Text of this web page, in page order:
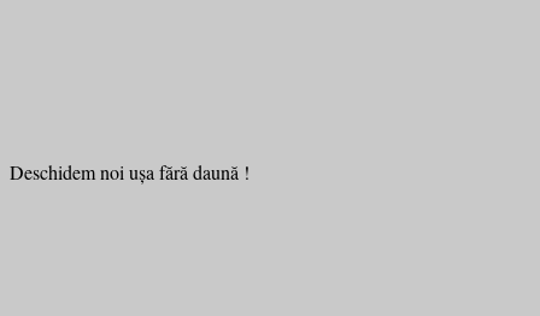
Deschidem noi ușa fără daună !